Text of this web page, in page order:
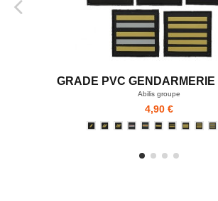
GRADE PVC GENDARMERIE
Abilis groupe
4,90 €